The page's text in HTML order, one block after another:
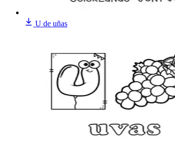
U de uñas